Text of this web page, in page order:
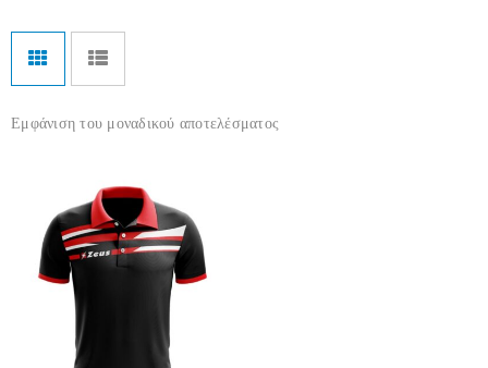
Εμφάνιση του μοναδικού αποτελέσματος